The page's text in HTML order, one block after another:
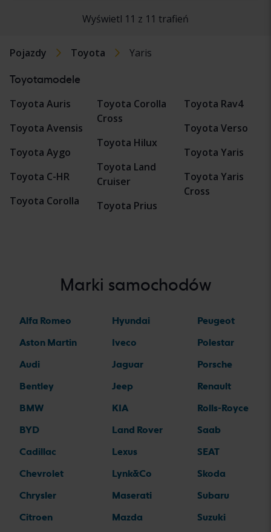
Wyświetl 11 z 11 trafień
Pojazdy Toyota Yaris
Toyotamodele
Toyota Auris
Toyota Avensis
Toyota Aygo
Toyota C-HR
Toyota Corolla
Toyota Corolla
Cross
Toyota Hilux
Toyota Land
Cruiser
Toyota Prius
Toyota Rav4
Toyota Verso
Toyota Yaris
Toyota Yaris
Cross
Marki samochodów
Alfa Romeo
Aston Martin
Audi
Bentley
BMW
BYD
Cadillac
Chevrolet
Chrysler
Citroen
Hyundai
Iveco
Jaguar
Jeep
KIA
Land Rover
Lexus
Lynk&Co
Maserati
Mazda
Peugeot
Polestar
Porsche
Renault
Rolls-Royce
Saab
SEAT
Skoda
Subaru
Suzuki